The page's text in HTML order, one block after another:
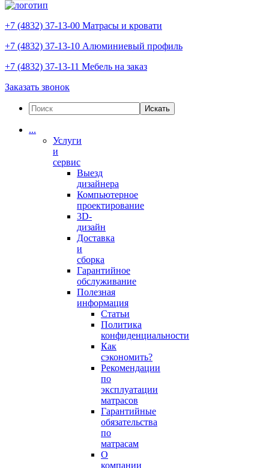
+7 (4832) 37-13-00 Матрасы и кровати
+7 (4832) 37-13-10 Алюминиевый профиль
+7 (4832) 37-13-11 Мебель на заказ
Заказать звонок
Искать
...
Услуги
и
сервис
Выезд
дизайнера
Компьютерное
проектирование
3D-
дизайн
Доставка
и
сборка
Гарантийное
обслуживание
Полезная
информация
Статьи
Политика
конфиденциальности
Как
сэкономить?
Рекомендации
по
эксплуатации
матрасов
Гарантийные
обязательства
по
матрасам
О
компании